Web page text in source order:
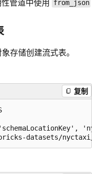
管道中使用 from_json
存储创建流式表。
复制